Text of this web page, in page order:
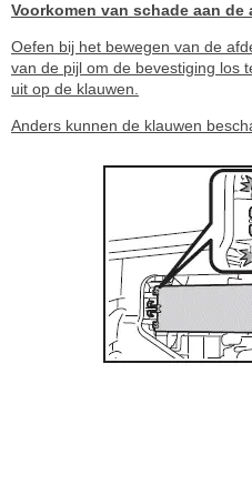
Voorkomen van schade aan
Oefen bij het bewegen van de
van de pijl om de bevestiging los
uit op de klauwen.
Anders kunnen de klauwen